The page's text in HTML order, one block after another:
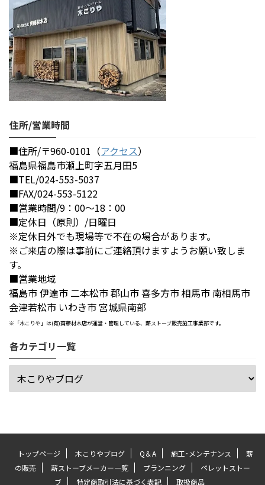
住所/営業時間
■住所/〒960-0101（アクセス）
福島県福島市瀬上町字五月田5
■TEL/024-553-5037
■FAX/024-553-5122
■営業時間/9：00～18：00
■定休日（原則）/日曜日
※定休日外でも現場等で不在の場合があります。
※ご来店の際は事前にご連絡頂けますようお願い致しま
す。
■営業地域
福島市 伊達市 二本松市 郡山市 喜多方市 相馬市 南相馬市
会津若松市 いわき市 宮城県南部
※「木こりや」は(有)齋藤材木店が運営・管理している、薪ストーブ販売施工事業部です。
各カテゴリ一覧
トップページ 木こりやブログ Q＆A 施工･メンテナンス
薪
の販売
薪ストーブメーカー一覧 プランニング
ペレットストー
ブ
特定商取引法に基づく表記 取扱商品